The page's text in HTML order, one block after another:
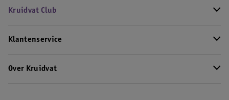
Kruidvat Club
Klantenservice
Over Kruidvat